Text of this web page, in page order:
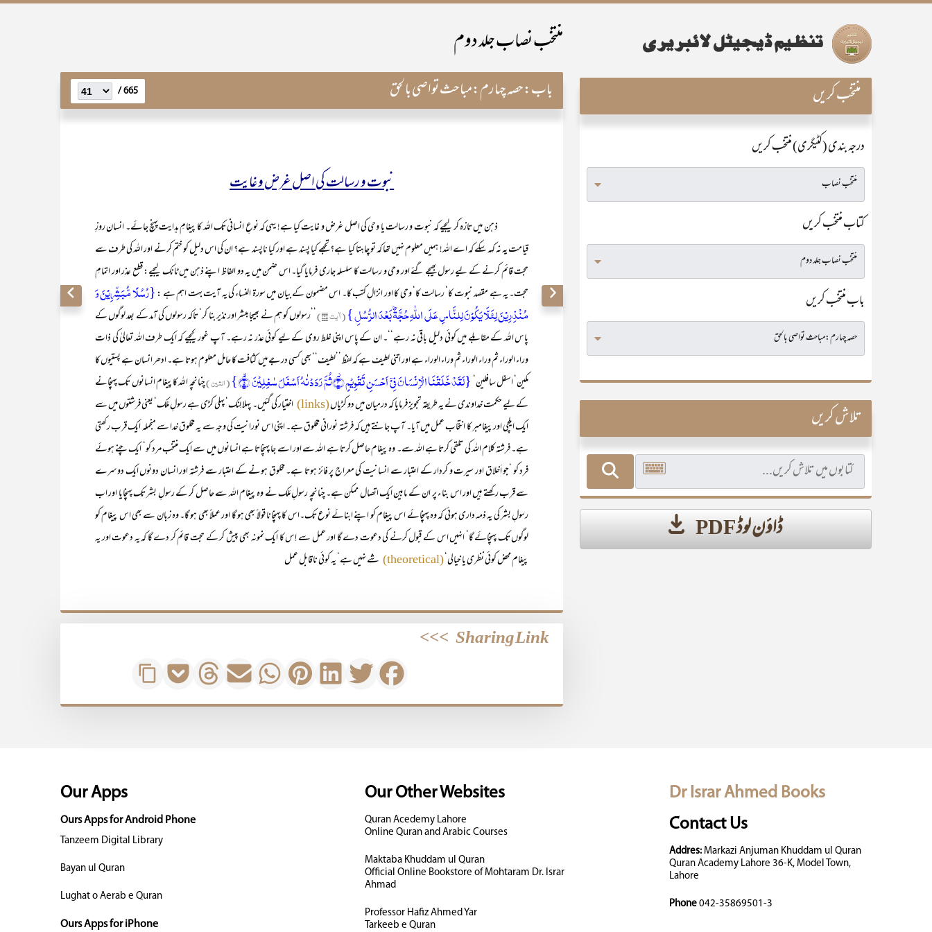
منتخب نصاب جلد دوم
باب:حصہ چہارم:مباحث تواصی بالحق 665 /
نبوت و رسالت کی اصل غرض و غایت
ذہن میں تازہ کر لیجیے کہ نبوت و رسالت یا وحی کی اصل غرض و غایت کیا ہے! یہی کہ نوعِ انسانی تک اللہ کا پیغامِ ہدایت پہنچ جائے۔ انسان روزِ
قیامت یہ نہ کہہ سکے کہ اے اللہ! ہمیں معلوم نہیں تھا کہ تو چاہتا کیا ہے؟ تجھے کیا پسند ہے اور کیا ناپسند ہے؟ ان کی اس دلیل کو ختم کرنے اور اللہ کی طرف سے
حجت قائم کرنے کے لیے رسول بھیجے گئے اور وحی و رسالت کا سلسلہ جاری فرمایا گیا۔ اس ضمن میں یہ دو الفاظ اپنے ذہن میں ٹانک لیجیے: قطع عذر اور اتمامِ
حجت۔ یہ ہے مقصد نبوت کا‘ رسالت کا‘ وحی کا اور انزالِ کتب کا۔ اس مضمون کے بیان میں سورۃ النساء کی یہ آیت بہت اہم ہے :{رُسُلًا مُّبَشِّرِیۡنَ وَ
مُنۡذِرِیۡنَ لِئَلَّا یَکُوۡنَ لِلنَّاسِ عَلَی اللّٰہِ حُجَّۃٌۢ بَعۡدَ الرُّسُلِ }(آیت ۱۶۵)
’’رسولوں کو ہم نے بھیجا مبشر اور نذیر بنا کر‘ تاکہ رسولوں کی آمد کے بعد لوگوں کے
پاس اللہ کے مقابلے میں کوئی دلیل باقی نہ رہے‘‘۔ ان کے پاس اپنی غلط روی کے لیے کوئی عذر نہ رہے۔ آپ غور کیجیے کہ ایک طرف اللہ تعالیٰ کی ذات
وراء الوراء ثم وراء الوراء ثم وراء الوراء ہے اور اتنی لطیف ہے کہ لفظ ’’لطیف‘‘ بھی کسی درجے میں کثافت کا حامل معلوم ہوتا ہے۔ ادھر انسان ہے پستیوں کا
مکین‘ اسفل سافلین‘ {لَقَدۡ خَلَقۡنَا الۡاِنۡسَانَ فِیۡۤ اَحۡسَنِ تَقۡوِیۡمٍ ۫﴿۴﴾ثُمَّ رَدَدۡنٰہُ اَسۡفَلَ سٰفِلِیۡنَ ۙ﴿۵﴾} (التین)چنانچہ اللہ کاپیغام انسانوں تک پہنچانے
کے لیے حکمت خداوندی نے یہ طریقہ تجویز فرمایا کہ درمیان میں دو کڑیاں(links)
اختیار کی گئیں۔ پہلا لِنک‘ پہلی کڑی ہے رسولِ مَلک‘ یعنی فرشتوں میں سے
ایک ایلچی اور پیغامبر کا انتخاب عمل میں آیا۔ آپ جانتے ہیں کہ فرشتہ نورانی مخلوق ہے۔ اپنی اس نورانیت کی وجہ سے یہ مخلوق خدا سے منجملہ ایک قرب رکھتی
ہے۔ فرشتہ کلام اللہ کی تلقی کرتا ہے اللہ سے۔ وہ پیغام حاصل کرتا ہے اللہ سے اور اسے جا پہنچاتا ہے انسانوں میں سے ایک منتخب مرد کو‘ ایک چنے ہوئے
فرد کو ‘جو اَخلاق اور سیرت و کردار کے اعتبار سے انسانیت کی معراج پر فائز ہوتا ہے۔ مخلوق ہونے کے اعتبار سے فرشتہ اور انسان دونوں ایک دوسرے
سے قرب رکھتے ہیں اور اس بنا ء پر ان کے مابین ایک اتصال ممکن ہے۔ چنانچہ رسولِ مَلک نے وہ پیغام اللہ سے حاصل کر کے رسولِ بشر تک پہنچایا اور اب
رسولِ بشر کی یہ ذمہ داری ہوئی کہ وہ پہنچائے اس پیغام کو اپنے ابنائے نوع تک۔اس کا پہنچانا قولاً بھی ہو گا اور عملاً بھی ہو گا۔ وہ زبان سے بھی اس پیغام کو
لوگوں تک پہنچائے گا‘ انہیں اس کے قبول کرنے کی دعوت دے گا اور عمل سے اِس کا ایک نمونہ بھی پیش کر کے حجت قائم کر دے گا کہ یہ دعوت اور یہ
پیغام محض کوئی نظری یا خیالی‘ (theoretical) شے نہیں ہے‘ یہ کوئی ناقابل عمل
Sharing Link
>>>
منتخب کریں
درجہ بندی (کٹیگری) منتخب کریں
کتاب منتخب کریں
باب منتخب کریں
تلاش کریں
ڈاؤن لوڈ PDF
Dr Israr Ahmed Books
Contact Us
Addres:Markazi Anjuman Khuddam ul Quran
Quran Academy Lahore 36-K, Model Town,
Lahore
Phone 042-35869501-3
Our Other Websites
Quran Acedemy Lahore
Online Quran and Arabic Courses
Maktaba Khuddam ul Quran
Official Online Bookstore of Mohtaram Dr. Israr
Ahmad
Professor Hafiz Ahmed Yar
Tarkeeb e Quran
Our Apps
Ours Apps for Android Phone
Tanzeem Digital Library
Bayan ul Quran
Lughat o Aerab e Quran
Ours Apps for iPhone